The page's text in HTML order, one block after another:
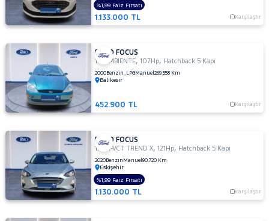
BENZ
MINI
MITSUBISHI
MOTORSIKLET
NISSAN
OPEL
PEUGEOT
RENAULT
SKODA
SSANGYONG
1.133.000 TL Karşılaştır
%1,99 Faiz Fırsatı
FORD FOCUS
1.6 AMBIENTE,107Hp, Hatchback 5 Kapı
2000Benzin_LPGManuel269.558 Km
Balıkesir
452.900 TL Karşılaştır
FORD FOCUS
1.5 TI-VCT TREND X,121Hp, Hatchback 5 Kapı
2020Benzin Manuel90.720 Km
Eskişehir
1.130.000 TL Karşılaştır
%1,99 Faiz Fırsatı